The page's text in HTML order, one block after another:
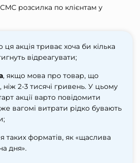
СМС розсилка по клієнтам у
ця акція триває хоча би кілька
відреагувати;
, якщо мова про товар, що
ніж 2-3 тисячі гривень. У цьому
акції варто повідомити
вагомі витрати рідко бувають
таких форматів, як «щаслива
дня».